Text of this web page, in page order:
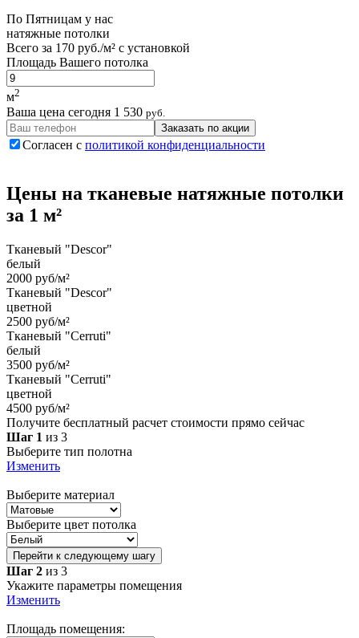
По Пятницам у нас
натяжные потолки
Всего за 170 руб./м² с установкой
Площадь Вашего потолка
м2
Ваша цена сегодня 1 530 руб.
Заказать по акции
Согласен с политикой конфиденциальности
Цены на тканевые натяжные потолки
за 1 м²
Тканевый "Descor"
белый
2000 руб/м²
Тканевый "Descor"
цветной
2500 руб/м²
Тканевый "Cerruti"
белый
3500 руб/м²
Тканевый "Cerruti"
цветной
4500 руб/м²
Получите бесплатный расчет стоимости прямо сейчас
Шаг 1 из 3
Выберите тип полотна
Изменить
Выберите материал
Выберите цвет потолка
Перейти к следующему шагу
Шаг 2 из 3
Укажите параметры помещения
Изменить
Площадь помещения: